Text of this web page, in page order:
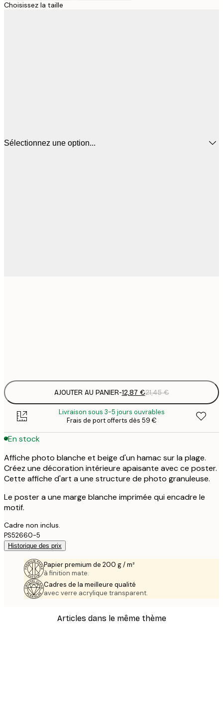
Choisissez la taille
Sélectionnez une option...
AJOUTER AU PANIER-12,87 €21,45 €
Livraison sous 3-5 jours ouvrables
Frais de port offerts dès 59 €
En stock
Affiche photo blanche et beige d'un hamac sur la plage.
Créez une décoration intérieure apaisante avec ce poster.
Cette affiche d'art a une structure de photo granuleuse.
Le poster a une marge blanche imprimée qui encadre le
motif.
Cadre non inclus.
PS52660-5
Historique des prix
Papier premium de 200 g / m²
à finition mate.
Cadres de la meilleure qualité
avec verre acrylique transparent.
Articles dans le même thème